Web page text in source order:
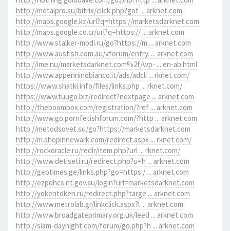
http://metalpro.su/bitrix/click.php?got ... arknet.com
http://maps.google.kz/url?q=https://marketsdarknet.com
http://maps.google.co.cr/url?q=https:// ... arknet.com
http://www.stalker-modi.ru/go?https://m ... arknet.com
http://www.ausfish.com.au/vforum/entry. ... arknet.com
http://ime.nu/marketsdarknet.com%2f/wp- ... en-ab.html
http://www.appenninobianco.it/ads/adcli ... rknet.com/
https://www.shatki.info/files/links.php ... rknet.com/
https://www.tuugo.biz/redirect?nextpage ... arknet.com
http://theboombox.com/registration/?ref ... arknet.com
http://www.go.pornfetishforum.com/?http ... arknet.com
http://metodsovet.su/go?https://marketsdarknet.com
http://m.shopinnewark.com/redirect.aspx ... rknet.com/
http://rockoracle.ru/redir/item.php?url ... rknet.com/
http://www.detiseti.ru/redirect.php?u=h ... arknet.com
http://geotimes.ge/links.php?go=https:/ ... arknet.com
http://ezpdhcs.nt.gov.au/login?url=marketsdarknet.com
http://yokentoken.ru/redirect.php?targe ... arknet.com
http://www.metrolab.gr/linkclick.aspx?l ... arknet.com
http://www.broadgateprimary.org.uk/leed ... arknet.com
http://siam-daynight.com/forum/go.php?h ... arknet.com